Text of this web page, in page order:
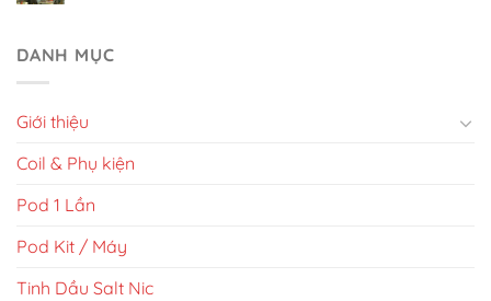
DANH MỤC
Giới thiệu
Coil & Phụ kiện
Pod 1 Lần
Pod Kit / Máy
Tinh Dầu Salt Nic